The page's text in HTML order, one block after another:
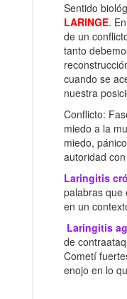
Sentido
LARINGE.
de un
tanto
cuando se
nuestra
Conflicto:
miedo a la
miedo,
autoridad
Laringitis
palabras que
en un
Laringitis
de
Cometí
enojo en lo